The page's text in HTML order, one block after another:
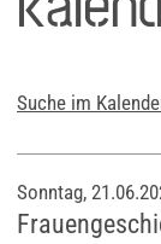
Suche im
Sonntag,